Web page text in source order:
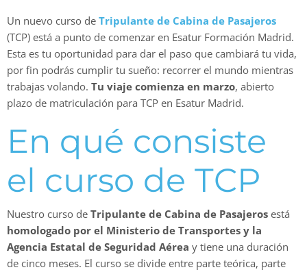
Un nuevo curso de Tripulante de Cabina de Pasajeros
(TCP) está a punto de comenzar en Esatur Formación Madrid.
Esta es tu oportunidad para dar el paso que cambiará tu vida,
por fin podrás cumplir tu sueño: recorrer el mundo mientras
trabajas volando. Tu viaje comienza en marzo, abierto
plazo de matriculación para TCP en Esatur Madrid.
En qué consiste
el curso de TCP
Nuestro curso de Tripulante de Cabina de Pasajeros está
homologado por el Ministerio de Transportes y la
Agencia Estatal de Seguridad Aérea y tiene una duración
de cinco meses. El curso se divide entre parte teórica, parte